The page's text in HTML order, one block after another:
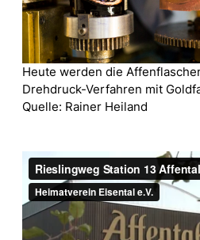
Heute werden die
Drehdruck-Verfahren mit
Quelle: Rainer Heiland